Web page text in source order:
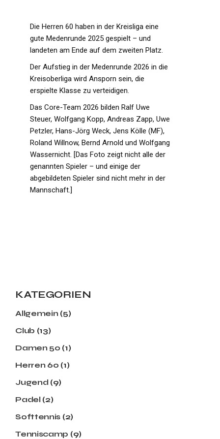
Die Herren 60 haben in der Kreisliga eine
gute Medenrunde 2025 gespielt – und
landeten am Ende auf dem zweiten Platz.
Der Aufstieg in der Medenrunde 2026 in die
Kreisoberliga wird Ansporn sein, die
erspielte Klasse zu verteidigen.
Das Core-Team 2026 bilden Ralf Uwe
Steuer, Wolfgang Kopp, Andreas Zapp, Uwe
Petzler, Hans-Jörg Weck, Jens Kölle (MF),
Roland Willnow, Bernd Arnold und Wolfgang
Wassernicht. [Das Foto zeigt nicht alle der
genannten Spieler – und einige der
abgebildeten Spieler sind nicht mehr in der
Mannschaft.]
KATEGORIEN
Allgemein (5)
Club (13)
Damen 50 (1)
Herren 60 (1)
Jugend (9)
Padel (2)
Softtennis (2)
Tenniscamp (9)